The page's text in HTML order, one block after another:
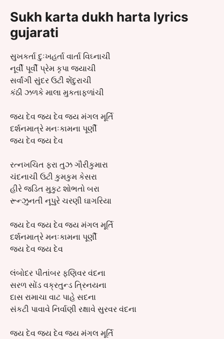
Sukh karta dukh harta lyrics
gujarati
સુખકર્તા દુઃખહર્તા વાર્તા વિઘ્નાચી
નૂર્વી પૂર્વી પ્રેમ કૃપા જયાચી
સર્વાંગી સુંદર ઉટી શેંદુરાચી
કંઠી ઝળકે માલા મુકતાફળાંચી
જય દેવ જય દેવ જય મંગલ મૂર્તિ
દર્શનમાત્રે મનઃકામના પૂર્ણી
જય દેવ જય દેવ
રત્નખચિત ફરા તુઝ ગૌરીકુમારા
ચંદનાચી ઉટી કુમકુમ કેસરા
હીરે જડિત મુકુટ શોભતો બરા
રૂન્ઝુનતી નૂપુરે ચરણી ઘાગરિયા
જય દેવ જય દેવ જય મંગલ મૂર્તિ
દર્શનમાત્રે મનઃકામના પૂર્ણી
જય દેવ જય દેવ
લંબોદર પીતાંબર ફણિવર વંદના
સરળ સોંડ વક્રતુન્ડ ત્રિનયના
દાસ રામાચા વાટ પાહે સદના
સંકટી પાવાવે નિર્વાણી રક્ષાવે સુરવર વંદના
જય દેવ જય દેવ જય મંગલ મૂર્તિ